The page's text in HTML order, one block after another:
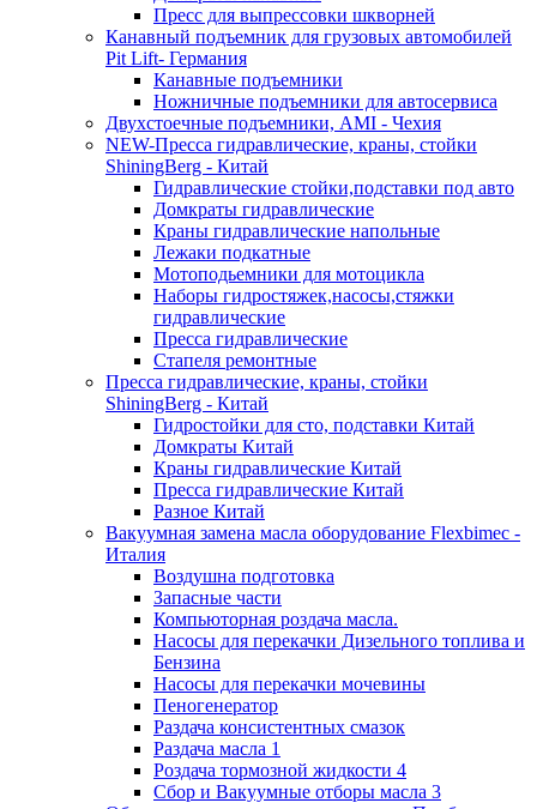
Пресс для выпрессовки шкворней
Канавный подъемник для грузовых автомобилей
Pit Lift- Германия
Канавные подъемники
Ножничные подъемники для автосервиса
Двухстоечные подъемники, АМІ - Чехия
NEW-Пресса гидравлические, краны, стойки
ShiningBerg - Китай
Гидравлические стойки,подставки под авто
Домкраты гидравлические
Краны гидравлические напольные
Лежаки подкатные
Мотоподьемники для мотоцикла
Наборы гидростяжек,насосы,стяжки
гидравлические
Пресса гидравлические
Стапеля ремонтные
Пресса гидравлические, краны, стойки
ShiningBerg - Китай
Гидростойки для сто, подставки Китай
Домкраты Китай
Краны гидравлические Китай
Пресса гидравлические Китай
Разное Китай
Вакуумная замена масла оборудование Flexbimeс -
Италия
Воздушна подготовка
Запасные части
Компьюторная роздача масла.
Насосы для перекачки Дизельного топлива и
Бензина
Насосы для перекачки мочевины
Пеногенератор
Раздача консистентных смазок
Раздача масла 1
Роздача тормозной жидкости 4
Сбор и Вакуумные отборы масла 3